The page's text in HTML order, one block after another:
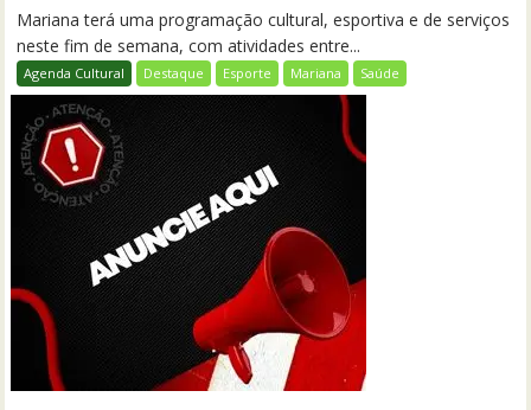
Mariana terá uma programação cultural, esportiva e de serviços
neste fim de semana, com atividades entre...
Agenda Cultural Destaque Esporte Mariana Saúde